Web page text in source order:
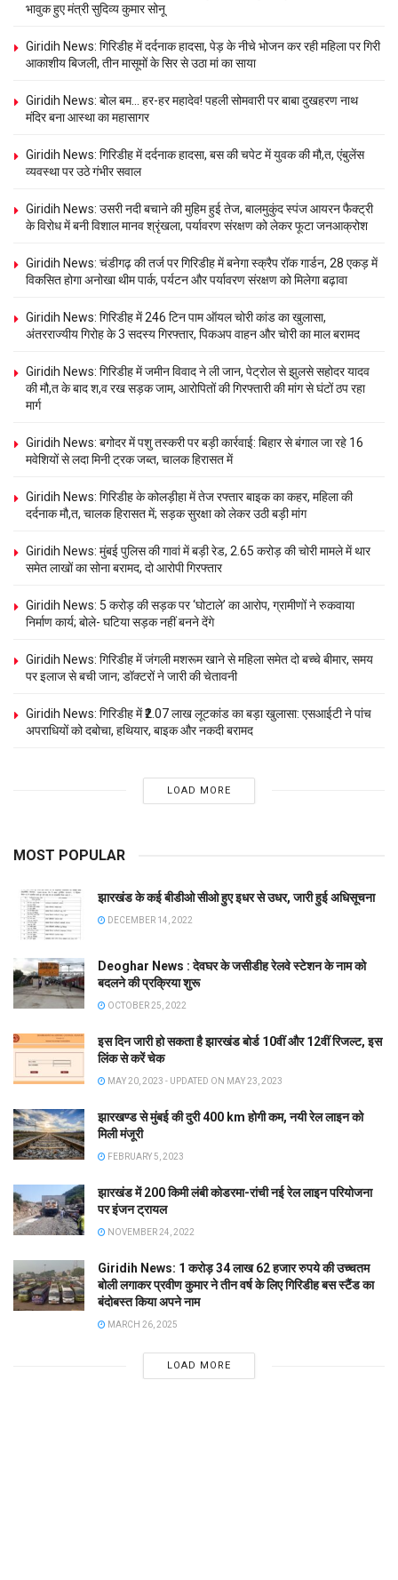
भावुक हुए मंत्री सुदिव्य कुमार सोनू
Giridih News: गिरिडीह में दर्दनाक हादसा, पेड़ के नीचे भोजन कर रही महिला पर गिरी
आकाशीय बिजली, तीन मासूमों के सिर से उठा मां का साया
Giridih News: बोल बम… हर-हर महादेव! पहली सोमवारी पर बाबा दुखहरण नाथ
मंदिर बना आस्था का महासागर
Giridih News: गिरिडीह में दर्दनाक हादसा, बस की चपेट में युवक की मौ,त, एंबुलेंस
व्यवस्था पर उठे गंभीर सवाल
Giridih News: उसरी नदी बचाने की मुहिम हुई तेज, बालमुकुंद स्पंज आयरन फैक्ट्री
के विरोध में बनी विशाल मानव श्रृंखला, पर्यावरण संरक्षण को लेकर फूटा जनआक्रोश
Giridih News: चंडीगढ़ की तर्ज पर गिरिडीह में बनेगा स्क्रैप रॉक गार्डन, 28 एकड़ में
विकसित होगा अनोखा थीम पार्क, पर्यटन और पर्यावरण संरक्षण को मिलेगा बढ़ावा
Giridih News: गिरिडीह में 246 टिन पाम ऑयल चोरी कांड का खुलासा,
अंतरराज्यीय गिरोह के 3 सदस्य गिरफ्तार, पिकअप वाहन और चोरी का माल बरामद
Giridih News: गिरिडीह में जमीन विवाद ने ली जान, पेट्रोल से झुलसे सहोदर यादव
की मौ,त के बाद श,व रख सड़क जाम, आरोपितों की गिरफ्तारी की मांग से घंटों ठप रहा
मार्ग
Giridih News: बगोदर में पशु तस्करी पर बड़ी कार्रवाई: बिहार से बंगाल जा रहे 16
मवेशियों से लदा मिनी ट्रक जब्त, चालक हिरासत में
Giridih News: गिरिडीह के कोलड़ीहा में तेज रफ्तार बाइक का कहर, महिला की
दर्दनाक मौ,त, चालक हिरासत में; सड़क सुरक्षा को लेकर उठी बड़ी मांग
Giridih News: मुंबई पुलिस की गावां में बड़ी रेड, 2.65 करोड़ की चोरी मामले में थार
समेत लाखों का सोना बरामद, दो आरोपी गिरफ्तार
Giridih News: 5 करोड़ की सड़क पर ‘घोटाले’ का आरोप, ग्रामीणों ने रुकवाया
निर्माण कार्य; बोले- घटिया सड़क नहीं बनने देंगे
Giridih News: गिरिडीह में जंगली मशरूम खाने से महिला समेत दो बच्चे बीमार, समय
पर इलाज से बची जान; डॉक्टरों ने जारी की चेतावनी
Giridih News: गिरिडीह में ₹2.07 लाख लूटकांड का बड़ा खुलासा: एसआईटी ने पांच
अपराधियों को दबोचा, हथियार, बाइक और नकदी बरामद
LOAD MORE
MOST POPULAR
झारखंड के कई बीडीओ सीओ हुए इधर से उधर, जारी हुई अधिसूचना
DECEMBER 14, 2022
Deoghar News : देवघर के जसीडीह रेलवे स्टेशन के नाम को
बदलने की प्रक्रिया शुरू
OCTOBER 25, 2022
इस दिन जारी हो सकता है झारखंड बोर्ड 10वीं और 12वीं रिजल्ट, इस
लिंक से करें चेक
MAY 20, 2023 - UPDATED ON MAY 23, 2023
झारखण्ड से मुंबई की दुरी 400 km होगी कम, नयी रेल लाइन को
मिली मंजूरी
FEBRUARY 5, 2023
झारखंड में 200 किमी लंबी कोडरमा-रांची नई रेल लाइन परियोजना
पर इंजन ट्रायल
NOVEMBER 24, 2022
Giridih News: 1 करोड़ 34 लाख 62 हजार रुपये की उच्चतम
बोली लगाकर प्रवीण कुमार ने तीन वर्ष के लिए गिरिडीह बस स्टैंड का
बंदोबस्त किया अपने नाम
MARCH 26, 2025
LOAD MORE